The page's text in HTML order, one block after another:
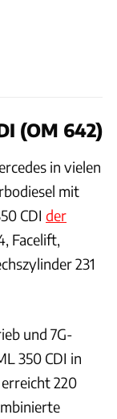
(OM 642)
in vielen
mit
CDI der
Facelift,
231
und 7G-
350 CDI in
220